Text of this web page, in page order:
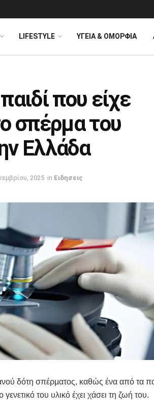
LIFESTYLE ΥΓΕΙΑ & ΟΜΟΡΦΙΑ
που είχε
σπέρμα του
Ελλάδα
2025 in Ειδησεις
δότη σπέρματος, καθώς ένα από τα
του υλικό έχει χάσει τη ζωή του.